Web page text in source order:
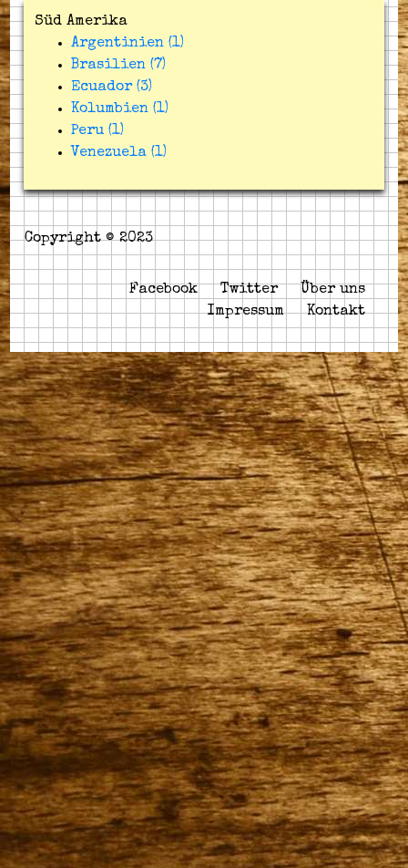
Süd Amerika
Argentinien (1)
Brasilien (7)
Ecuador (3)
Kolumbien (1)
Peru (1)
Venezuela (1)
Copyright © 2023
Facebook Twitter
Über uns
Impressum
Kontakt